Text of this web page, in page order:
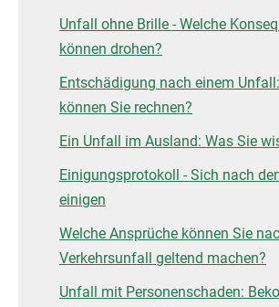
Unfall ohne Brille - Welche
können drohen?
Entschädigung nach einem
können Sie rechnen?
Ein Unfall im Ausland: Was Sie
Einigungsprotokoll - Sich nach
einigen
Welche Ansprüche können Sie
Verkehrsunfall geltend machen?
Unfall mit Personenschaden: